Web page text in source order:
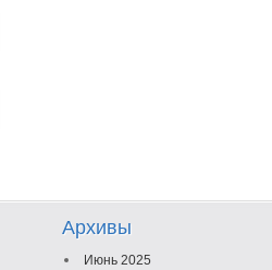
Архивы
Июнь 2025